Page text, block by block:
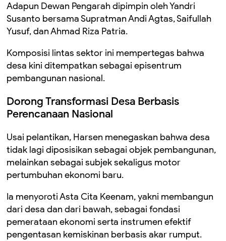
Adapun Dewan Pengarah dipimpin olehYandri
Susanto bersamaSupratman Andi Agtas,Saifullah
Yusuf, danAhmad Riza Patria.
Komposisi lintas sektor ini mempertegas bahwa
desa kini ditempatkan sebagai episentrum
pembangunan nasional.
Dorong Transformasi Desa Berbasis
Perencanaan Nasional
Usai pelantikan, Harsen menegaskan bahwa desa
tidak lagi diposisikan sebagai objek pembangunan,
melainkan sebagai subjek sekaligus motor
pertumbuhan ekonomi baru.
Ia menyoroti Asta Cita Keenam, yakni membangun
dari desa dan dari bawah, sebagai fondasi
pemerataan ekonomi serta instrumen efektif
pengentasan kemiskinan berbasis akar rumput.